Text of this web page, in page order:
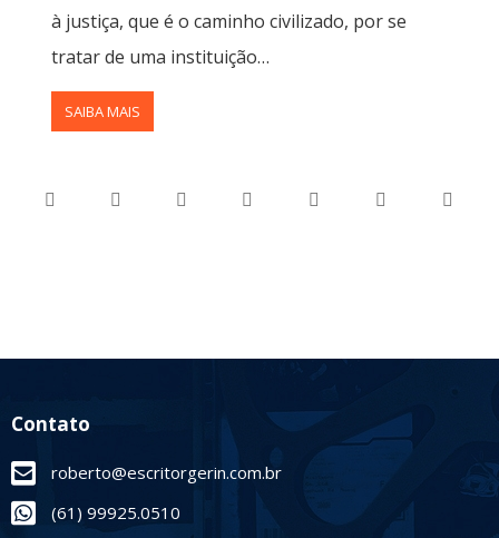
à justiça, que é o caminho civilizado, por se
tratar de uma instituição…
SAIBA MAIS
Contato
roberto@escritorgerin.com.br
(61) 99925.0510